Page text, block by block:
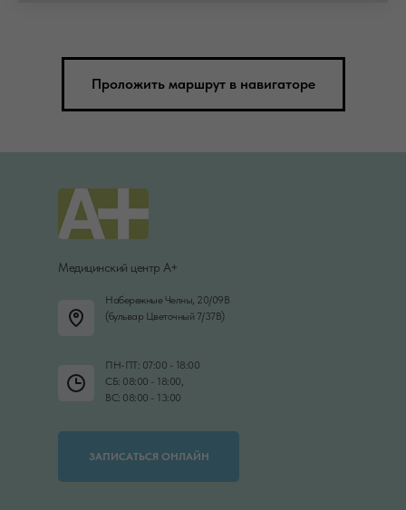
Проложить маршрут в навигаторе
Медицинский центр А+
Набережные Челны, 20/09В
(бульвар Цветочный 7/37В)
ПН-ПТ: 07:00 - 18:00
СБ: 08:00 - 18:00,
ВС: 08:00 - 13:00
ЗАПИСАТЬСЯ ОНЛАЙН